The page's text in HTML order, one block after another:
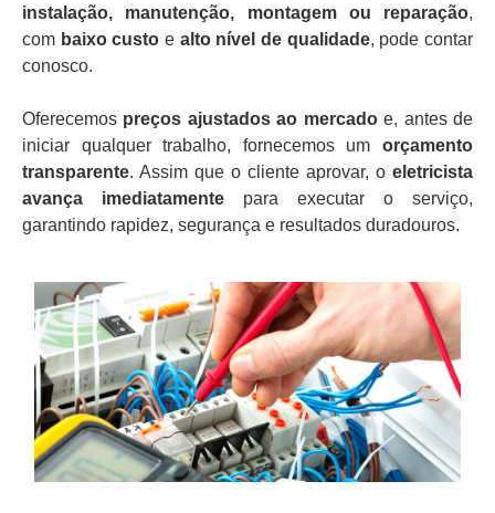
instalação, manutenção, montagem ou reparação,
com baixo custo e alto nível de qualidade, pode contar
conosco.
Oferecemos preços ajustados ao mercadoe, antes de
iniciar qualquer trabalho, fornecemos um orçamento
transparente. Assim que o cliente aprovar, o eletricista
avança imediatamente para executar o serviço,
garantindo rapidez, segurança e resultados duradouros.